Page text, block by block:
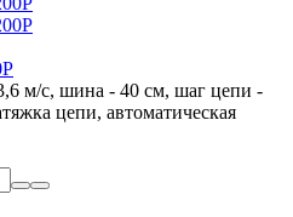
м/с, шина - 40 см, шаг цепи -
цепи, автоматическая